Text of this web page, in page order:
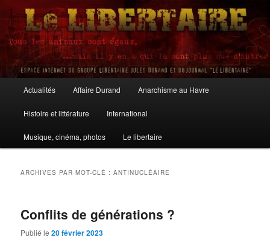
Aller
contenu
principal
Aller
contenu
secondaire
Le Libertaire
principal
Actualités Affaire Durand Anarchisme au Havre
Histoire et littérature International
Musique, cinéma, photos Le libertaire
ARCHIVES PAR MOT-CLÉ :ANTINUCLÉAIRE
Conflits de générations ?
Publié le20 février 2023